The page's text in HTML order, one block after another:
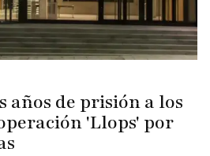
años de prisión a los
'Llops' por